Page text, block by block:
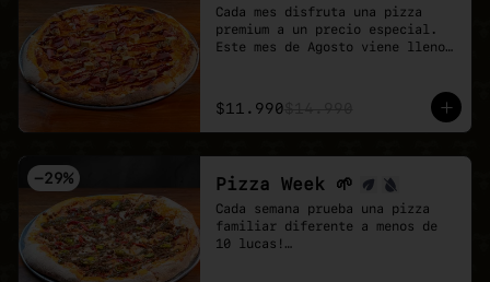
Cada mes disfruta una pizza
premium a un precio especial.
Este mes de Agosto viene lleno
- Poyo tender, carne mex,
salchicha, pepperoni y un toque
de salsa barbecue sobre base de
$11.990
-29% Pizza Week 🌱
Cada semana prueba una pizza
familiar diferente a menos de
10 lucas!